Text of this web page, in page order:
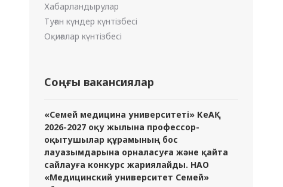
Хабарландырулар
Туған күндер күнтізбесі
Оқиғалар күнтізбесі
Соңғы вакансиялар
«Семей медицина университеті» КеАҚ
2026-2027 оқу жылына профессор-
оқытушылар құрамының бос
лауазымдарына орналасуға және қайта
сайлауға конкурс жариялайды. НАО
«Медицинский университет Семей»